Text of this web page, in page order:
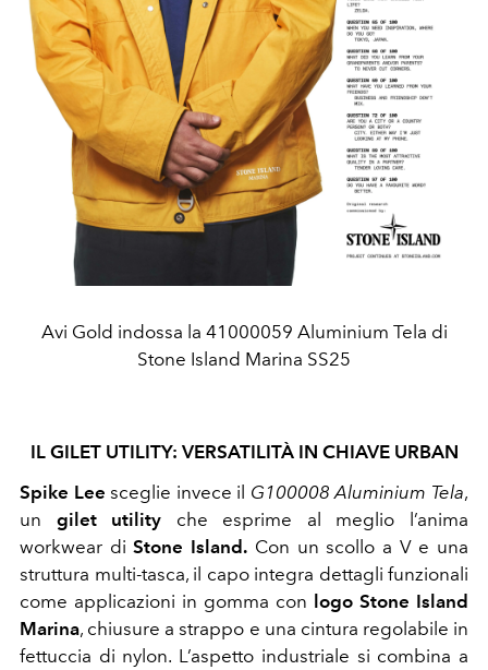
Avi Gold indossa la 41000059 Aluminium Tela di
Stone Island Marina SS25
IL GILET UTILITY: VERSATILITÀ IN CHIAVE URBAN
Spike Leesceglie invece il G100008 Aluminium Tela,
un gilet utility che esprime al meglio l’anima
workwear diStone Island. Con un scollo a V e una
struttura multi-tasca, il capo integra dettagli funzionali
come applicazioni in gomma con logo Stone Island
Marina, chiusure a strappo e una cintura regolabile in
fettuccia di nylon. L’aspetto industriale si combina a